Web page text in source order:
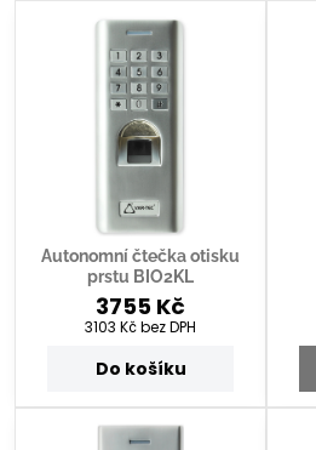
Autonomní čtečka otisku
prstu BIO2KL
3755 Kč
3103 Kčbez DPH
Do košíku